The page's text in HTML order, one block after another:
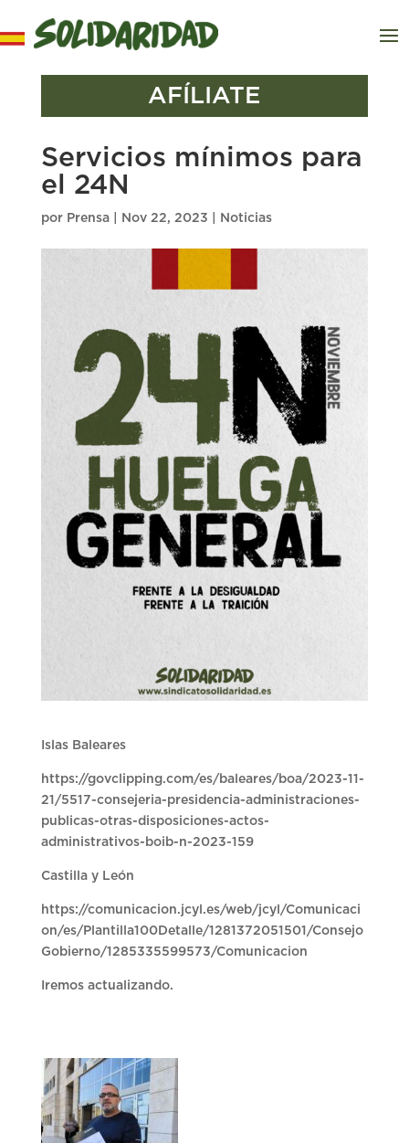
AFÍLIATE
Servicios mínimos para
el 24N
por Prensa| Nov 22, 2023 Noticias
Islas Baleares
https://govclipping.com/es/baleares/boa/2023-11-
21/5517-consejeria-presidencia-administraciones-
publicas-otras-disposiciones-actos-
administrativos-boib-n-2023-159
Castilla y León
https://comunicacion.jcyl.es/web/jcyl/Comunicaci
on/es/Plantilla100Detalle/1281372051501/Consejo
Gobierno/1285335599573/Comunicacion
Iremos actualizando.